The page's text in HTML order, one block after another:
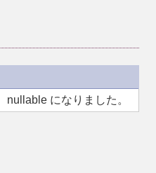
nullable になりました。